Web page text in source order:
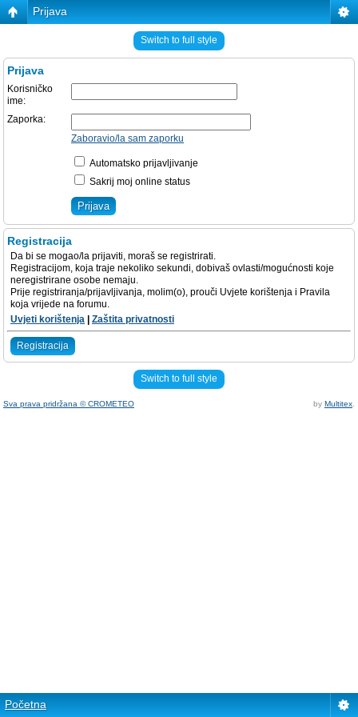
Prijava
Switch to full style
Prijava
Korisničko
ime:
Zaporka:
Zaboravio/la sam zaporku
Automatsko prijavljivanje
Sakrij moj online status
Registracija
Da bi se mogao/la prijaviti, moraš se registrirati.
Registracijom, koja traje nekoliko sekundi, dobivaš ovlasti/mogućnosti koje
neregistrirane osobe nemaju.
Prije registriranja/prijavljivanja, molim(o), prouči Uvjete korištenja i Pravila
koja vrijede na forumu.
Uvjeti korištenja
Zaštita privatnosti
Registracija
Switch to full style
Sva prava pridržana © CROMETEO by Multitex
Početna